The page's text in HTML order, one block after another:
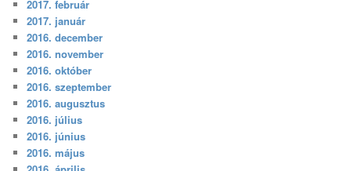
2017. február
2017. január
2016. december
2016. november
2016. október
2016. szeptember
2016. augusztus
2016. július
2016. június
2016. május